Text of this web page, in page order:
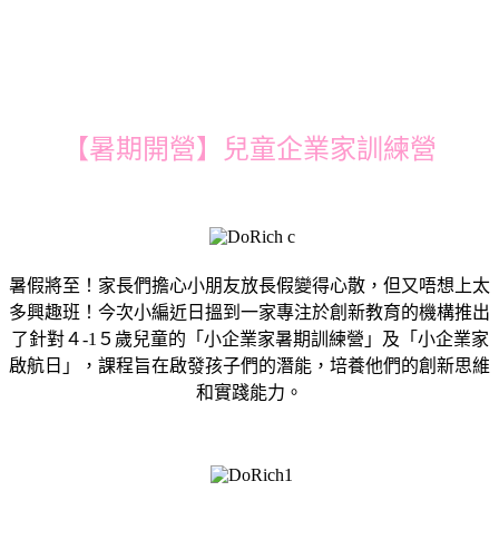
【暑期開營】兒童企業家訓練營
暑假將至！家長們擔心小朋友放長假變得心散，但又唔想上太
多興趣班！今次小編近日搵到一家專注於創新教育的機構推出
了針對４-1５歲兒童的「小企業家暑期訓練營」及「小企業家
啟航日」，課程旨在啟發孩子們的潛能，培養他們的創新思維
和實踐能力。